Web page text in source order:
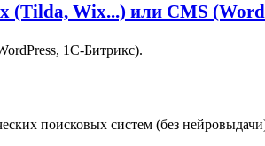
(Tilda, Wix...) или CMS
1С‑Битрикс).
поисковых систем (без